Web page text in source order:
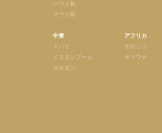
ハワイ島
マウイ島
中東
ドバイ
イスタンブール
ヨルダン
アフリカ
モロッコ
ボツワナ